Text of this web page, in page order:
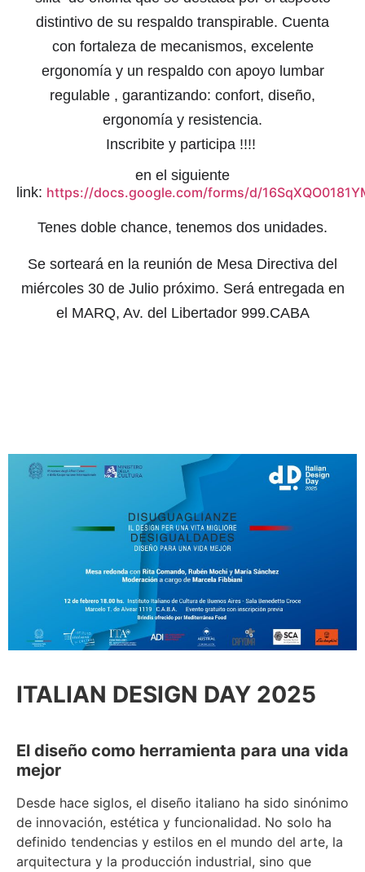
distintivo de su respaldo transpirable. Cuenta
con fortaleza de mecanismos, excelente
ergonomía y un respaldo con apoyo lumbar
regulable , garantizando: confort, diseño,
ergonomía y resistencia.
Inscribite y participa !!!!
en el siguiente
link: https://docs.google.com/forms/d/
Tenes doble chance, tenemos dos unidades.
Se sorteará en la reunión de Mesa Directiva del
miércoles 30 de Julio próximo. Será entregada en
el MARQ, Av. del Libertador 999.CABA
ITALIAN DESIGN DAY 2025
El diseño como herramienta para una vida
mejor
Desde hace siglos, el diseño italiano ha sido sinónimo
de innovación, estética y funcionalidad. No solo ha
definido tendencias y estilos en el mundo del arte, la
arquitectura y la producción industrial, sino que